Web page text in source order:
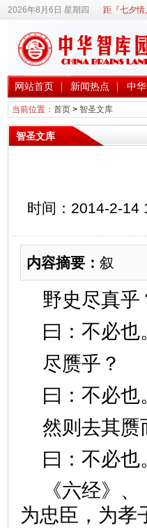
2026年8月6日 星期四 距『七夕
网站首页 新闻热点 中
当前位置： 首页> 智圣文库
智圣文库
时间：2014-2-
内容摘要： 叙
野史尽真乎
曰：不必
尽赝乎
曰：不必
然则去其赝
曰：不必
《六经》
为忠臣，为孝